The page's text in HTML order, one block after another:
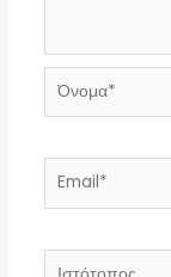
Όνομα*
Email*
Ιστότοπος